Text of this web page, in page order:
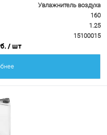
Увлажнитель воздуха
160
1.25
15100015
/ шт